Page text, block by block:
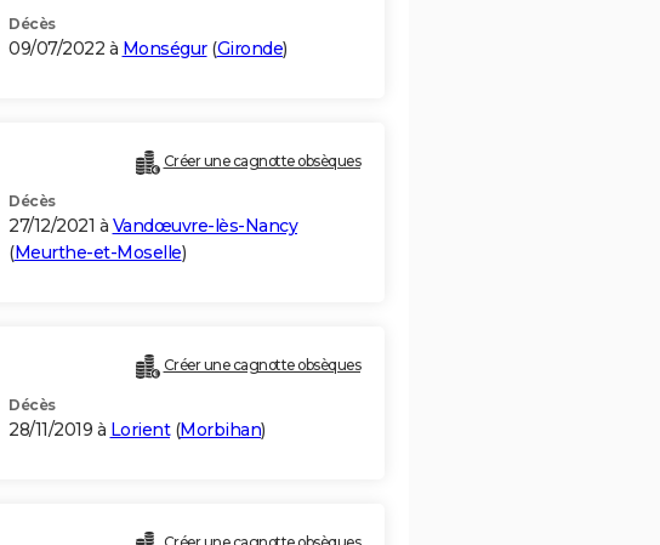
Décès
09/07/2022 à Monségur(Gironde)
Créer une cagnotte obsèques
Décès
27/12/2021 à Vandœuvre-lès-Nancy
(Meurthe-et-Moselle)
Créer une cagnotte obsèques
Décès
28/11/2019 à Lorient(Morbihan)